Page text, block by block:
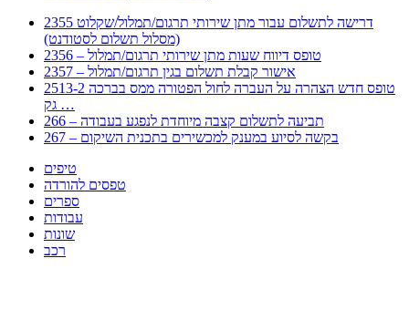
2355 דרישה לתשלום עבור מתן שירותי תרגום/תמלול/שקלוט
(מסלול תשלום לסטודנט)
2356 – טופס דיווח שעות מתן שירותי תרגום/תמלול
2357 – אישור קבלת תשלום בגין תרגום/תמלול
2513-2 טופס חדש הצהרה על העברה לחול הפטורה ממס בברכה
גק …
266 – תביעה לתשלום קצבה מיוחדת לנפגע בעבודה
267 – בקשה לסיוע במענק למכשירים בתכנית השיקום
טיפים
טפסים להורדה
ספרים
עבודות
שונות
רכב